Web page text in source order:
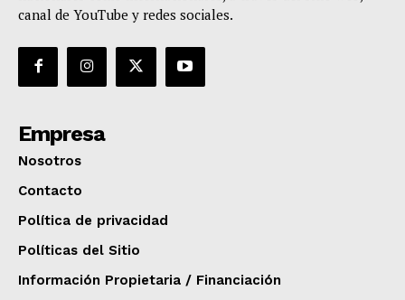
canal de YouTube y redes sociales.
Empresa
Nosotros
Contacto
Política de privacidad
Políticas del Sitio
Información Propietaria / Financiación